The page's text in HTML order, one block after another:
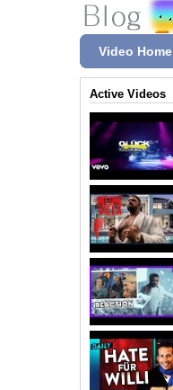
Video Home
Active Videos